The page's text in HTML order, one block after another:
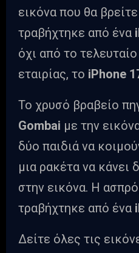
εικόνα που θα
τραβήχτηκε από ένα
όχι από το
εταιρίας, το iPhone
Το χρυσό βραβείο
Gombai με την
δύο παιδιά να
μια ρακέτα να κάνει
στην εικόνα. Η
τραβήχτηκε από ένα
Δείτε όλες τις